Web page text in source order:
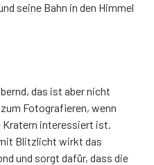
seine Bahn in den Himmel
das ist aber nicht
Fotografieren, wenn
Kratern interessiert ist.
Blitzlicht wirkt das
und sorgt dafür, dass die